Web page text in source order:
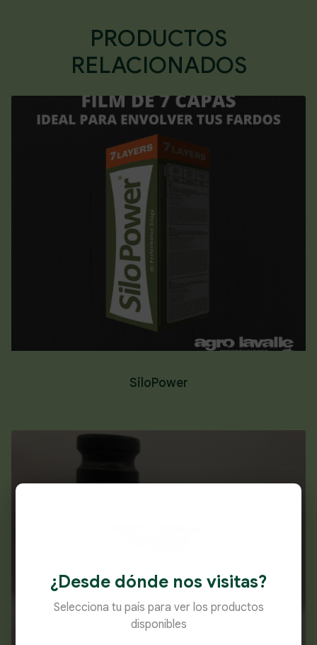
PRODUCTOS
RELACIONADOS
SiloPower
¿Desde dónde nos visitas?
Selecciona tu país para ver los productos
disponibles